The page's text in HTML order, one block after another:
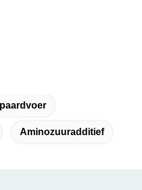
Aminozuuradditief